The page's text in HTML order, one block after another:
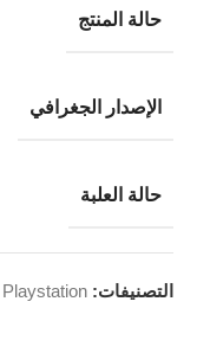
حالة المنتج
الإصدار الجغرافي
حالة العلبة
التصنيفات: Playstation